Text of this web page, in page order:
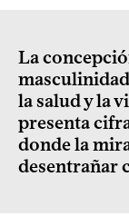
La
la salud y la
presenta
donde la
desentrañar